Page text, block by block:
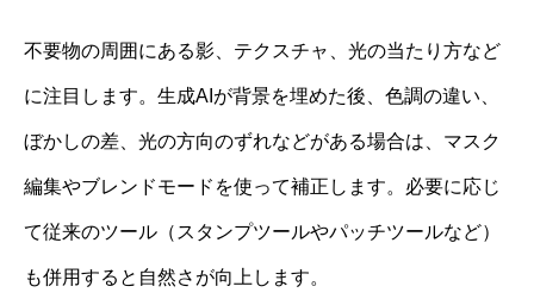
不要物の周囲にある影、テクスチャ、光の当たり方など
に注目します。生成AIが背景を埋めた後、色調の違い、
ぼかしの差、光の方向のずれなどがある場合は、マスク
編集やブレンドモードを使って補正します。必要に応じ
て従来のツール（スタンプツールやパッチツールなど）
も併用すると自然さが向上します。